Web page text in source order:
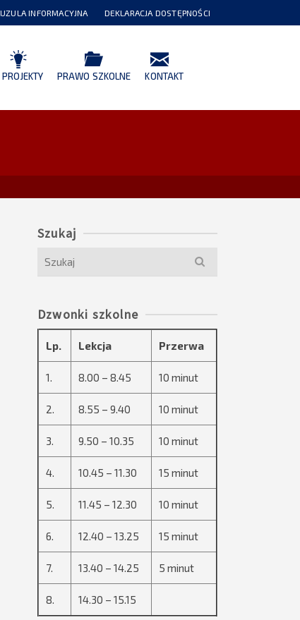
INFORMACYJNA DEKLARACJA DOSTĘPNOŚCI
PROJEKTY PRAWO SZKOLNE KONTAKT
Szukaj
Search
Dzwonki szkolne
Lp. Lekcja Przerwa
1. 8.00 – 8.45 10 minut
2. 8.55 – 9.40 10 minut
3. 9.50 – 10.35 10 minut
4. 10.45 – 11.30 15 minut
5. 11.45 – 12.30 10 minut
6. 12.40 – 13.25 15 minut
7. 13.40 – 14.25 5 minut
8. 14.30 – 15.15